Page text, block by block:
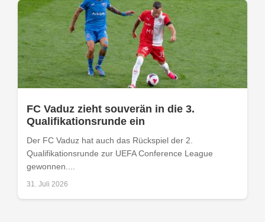
FC Vaduz zieht souverän in die 3.
Qualifikationsrunde ein
Der FC Vaduz hat auch das Rückspiel der 2.
Qualifikationsrunde zur UEFA Conference League
gewonnen....
31. Juli 2026